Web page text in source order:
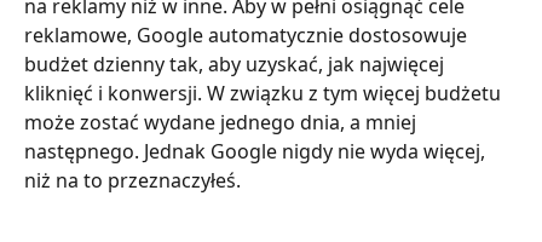
na reklamy niż w inne. Aby w pełni osiągnąć cele
reklamowe, Google automatycznie dostosowuje
budżet dzienny tak, aby uzyskać, jak najwięcej
kliknięć i konwersji. W związku z tym więcej budżetu
może zostać wydane jednego dnia, a mniej
następnego. Jednak Google nigdy nie wyda więcej,
niż na to przeznaczyłeś.